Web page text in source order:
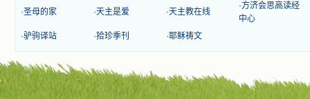
争吵，没有仇恨，没有岐视，那是主
自己在人的心里建造的爱的天堂。还
有圣女大德兰的自传，在这位圣女的
的境界，向往那浑然忘我的境界，从
此无益的书一概不看了。我一遍遍地
重温这些我喜欢的书籍，一遍又一遍
·圣母的家 ·天主是爱 ·天主教在线
·方济会思高读经
中心
·驴驹译站 ·拾珍季刊 ·耶稣祷文